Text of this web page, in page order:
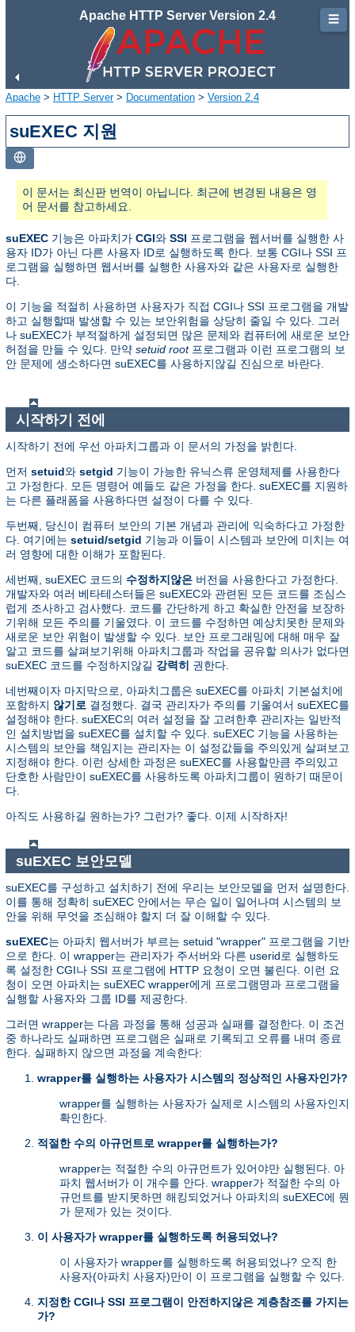
Apache HTTP Server Version 2.4
Apache > HTTP Server> Documentation > Version 2.4
suEXEC 지원
이 문서는 최신판 번역이 아닙니다. 최근에 변경된 내용은 영
어 문서를 참고하세요.
suEXEC 기능은 아파치가 CGI와 SSI 프로그램을 웹서버를 실행한 사
용자 ID가 아닌 다른 사용자 ID로 실행하도록 한다. 보통 CGI나 SSI 프
로그램을 실행하면 웹서버를 실행한 사용자와 같은 사용자로 실행한
다.
이 기능을 적절히 사용하면 사용자가 직접 CGI나 SSI 프로그램을 개발
하고 실행할때 발생할 수 있는 보안위험을 상당히 줄일 수 있다. 그러
나 suEXEC가 부적절하게 설정되면 많은 문제와 컴퓨터에 새로운 보안
허점을 만들 수 있다. 만약 setuid root프로그램과 이런 프로그램의 보
안 문제에 생소하다면 suEXEC를 사용하지않길 진심으로 바란다.
시작하기 전에
시작하기 전에 우선 아파치그룹과 이 문서의 가정을 밝힌다.
먼저 setuid와 setgid 기능이 가능한 유닉스류 운영체제를 사용한다
고 가정한다. 모든 명령어 예들도 같은 가정을 한다. suEXEC를 지원하
는 다른 플래폼을 사용하다면 설정이 다를 수 있다.
두번째, 당신이 컴퓨터 보안의 기본 개념과 관리에 익숙하다고 가정한
다. 여기에는 setuid/setgid 기능과 이들이 시스템과 보안에 미치는 여
러 영향에 대한 이해가 포함된다.
세번째, suEXEC 코드의 수정하지않은 버전을 사용한다고 가정한다.
개발자와 여러 베타테스터들은 suEXEC와 관련된 모든 코드를 조심스
럽게 조사하고 검사했다. 코드를 간단하게 하고 확실한 안전을 보장하
기위해 모든 주의를 기울였다. 이 코드를 수정하면 예상치못한 문제와
새로운 보안 위험이 발생할 수 있다. 보안 프로그래밍에 대해 매우 잘
알고 코드를 살펴보기위해 아파치그룹과 작업을 공유할 의사가 없다면
suEXEC 코드를 수정하지않길 강력히 권한다.
네번째이자 마지막으로, 아파치그룹은 suEXEC를 아파치 기본설치에
포함하지 않기로 결정했다. 결국 관리자가 주의를 기울여서 suEXEC를
설정해야 한다. suEXEC의 여러 설정을 잘 고려한후 관리자는 일반적
인 설치방법을 suEXEC를 설치할 수 있다. suEXEC 기능을 사용하는
시스템의 보안을 책임지는 관리자는 이 설정값들을 주의있게 살펴보고
지정해야 한다. 이런 상세한 과정은 suEXEC를 사용할만큼 주의있고
단호한 사람만이 suEXEC를 사용하도록 아파치그룹이 원하기 때문이
다.
아직도 사용하길 원하는가? 그런가? 좋다. 이제 시작하자!
suEXEC 보안모델
suEXEC를 구성하고 설치하기 전에 우리는 보안모델을 먼저 설명한다.
이를 통해 정확히 suEXEC 안에서는 무슨 일이 일어나며 시스템의 보
안을 위해 무엇을 조심해야 할지 더 잘 이해할 수 있다.
suEXEC는 아파치 웹서버가 부르는 setuid "wrapper" 프로그램을 기반
으로 한다. 이 wrapper는 관리자가 주서버와 다른 userid로 실행하도
록 설정한 CGI나 SSI 프로그램에 HTTP 요청이 오면 불린다. 이런 요
청이 오면 아파치는 suEXEC wrapper에게 프로그램명과 프로그램을
실행할 사용자와 그룹 ID를 제공한다.
그러면 wrapper는 다음 과정을 통해 성공과 실패를 결정한다. 이 조건
중 하나라도 실패하면 프로그램은 실패로 기록되고 오류를 내며 종료
한다. 실패하지 않으면 과정을 계속한다:
wrapper를 실행하는 사용자가 시스템의 정상적인 사용자인가?
wrapper를 실행하는 사용자가 실제로 시스템의 사용자인지
확인한다.
적절한 수의 아규먼트로 wrapper를 실행하는가?
wrapper는 적절한 수의 아규먼트가 있어야만 실행된다. 아
파치 웹서버가 이 개수를 안다. wrapper가 적절한 수의 아
규먼트를 받지못하면 해킹되었거나 아파치의 suEXEC에 뭔
가 문제가 있는 것이다.
이 사용자가 wrapper를 실행하도록 허용되었나?
이 사용자가 wrapper를 실행하도록 허용되었나? 오직 한
사용자(아파치 사용자)만이 이 프로그램을 실행할 수 있다.
지정한 CGI나 SSI 프로그램이 안전하지않은 계층참조를 가지는
가?
☰